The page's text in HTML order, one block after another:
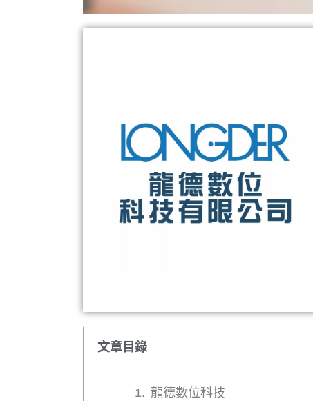
文章目錄
龍德數位科技